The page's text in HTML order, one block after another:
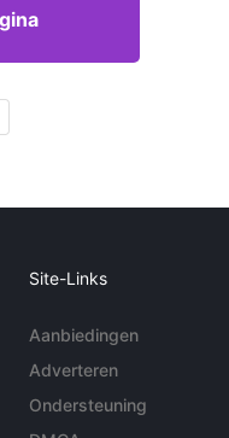
Site-Links
Aanbiedingen
Adverteren
Ondersteuning